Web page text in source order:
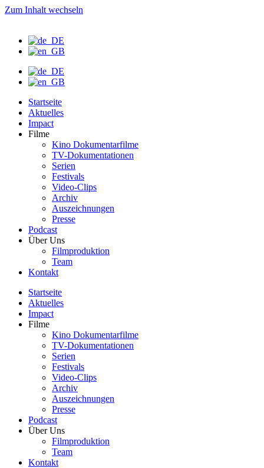
Zum Inhalt wechseln
Startseite
Aktuelles
Impact
Filme
Kino Dokumentarfilme
TV-Dokumentationen
Serien
Festivals
Video-Clips
Archiv
Auszeichnungen
Presse
Podcast
Über Uns
Filmproduktion
Team
Kontakt
Startseite
Aktuelles
Impact
Filme
Kino Dokumentarfilme
TV-Dokumentationen
Serien
Festivals
Video-Clips
Archiv
Auszeichnungen
Presse
Podcast
Über Uns
Filmproduktion
Team
Kontakt